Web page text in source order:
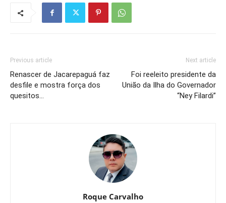
Previous article
Renascer de Jacarepaguá faz
desfile e mostra força dos
quesitos…
Next article
Foi reeleito presidente da
União da Ilha do Governador
“Ney Filardi”
Roque Carvalho